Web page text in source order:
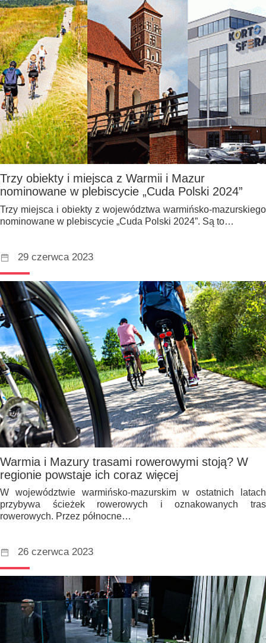
Trzy obiekty i miejsca z Warmii i Mazur
nominowane w plebiscycie „Cuda Polski 2024”
Trzy miejsca i obiekty z województwa warmińsko-mazurskiego
nominowane w plebiscycie „Cuda Polski 2024”. Są to…
29 czerwca 2023
Warmia i Mazury trasami rowerowymi stoją? W
regionie powstaje ich coraz więcej
W województwie warmińsko-mazurskim w ostatnich latach
przybywa ścieżek rowerowych i oznakowanych tras
rowerowych. Przez północne…
26 czerwca 2023